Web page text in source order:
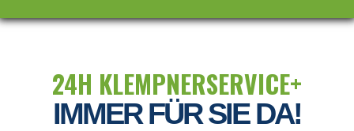
24H KLEMPNERSERVICE+
IMMER FÜR SIE DA!